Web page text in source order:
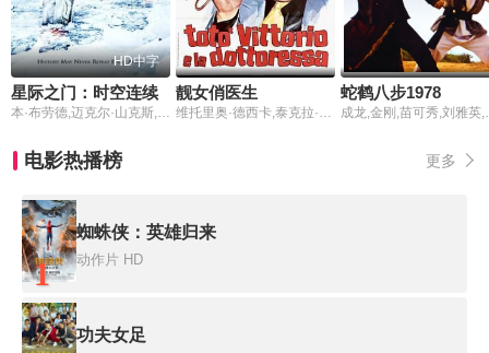
HD中字
星际之门：时空连续
本·布劳德,迈克尔·山克斯,阿曼达·泰平,克里斯托弗·加吉,博·布里奇斯
靓女俏医生
维托里奥·德西卡,泰克拉·斯卡拉诺,TeddyReno,安东尼奥·阿夸,伏丽雅·佛朗哥,达里·考尔,朱利奥·卡利,NinoMarchetti,阿贝·莱恩,DanteMaggio,路易吉·帕韦塞,RafaelCortés,阿梅代奥·特里利,托托,TitinaDeFilippo,赫尔曼·科沃斯,阿戈斯蒂诺·萨尔维耶蒂,RafaelBardem,弗兰科·库普,皮埃尔·蒙迪,BenedettaRutili,阿尔图罗·布拉加利亚
蛇鹤八步1978
成龙,
电影热播榜 更多
1
蜘蛛侠：英雄归来
动作片 HD
功夫女足